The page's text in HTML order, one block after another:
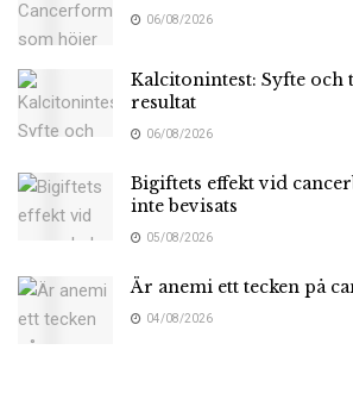
06/08/2026
Kalcitonintest: Syfte och
resultat
06/08/2026
Bigiftets effekt vid
inte bevisats
05/08/2026
Är anemi ett tecken på
04/08/2026